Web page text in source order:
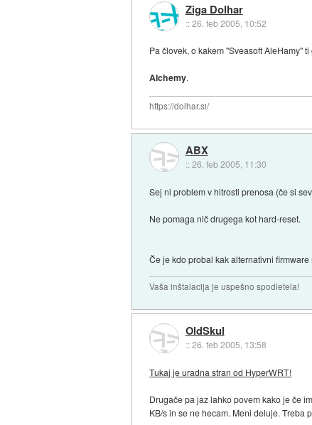
Ziga Dolhar
::26. feb 2005, 10:52
Pa človek, o kakem "Sveasoft AleHamy"
Alchemy.
https://dolhar.si/
ABX
::26. feb 2005, 11:30
Sej ni problem v hitrosti prenosa (če si
Ne pomaga nič drugega kot hard-reset.
Če je kdo probal kak alternativni
Vaša inštalacija je uspešno spodletela!
OldSkul
::26. feb 2005, 13:58
Tukaj je uradna stran od HyperWRT!
Drugače pa jaz lahko povem kako je če
KB/s in se ne hecam. Meni deluje. Treba